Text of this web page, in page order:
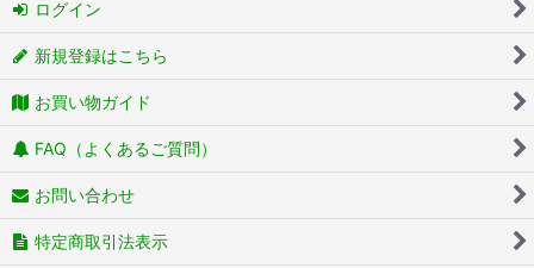
ログイン
新規登録はこちら
お買い物ガイド
FAQ（よくあるご質問）
お問い合わせ
特定商取引法表示